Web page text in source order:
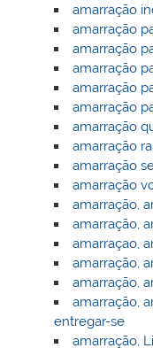
amarração
amarração
amarração
amarração
amarração
amarração
amarração
amarração
amarração
amarração
amarração,
amarração,
amarraçao,
amarração,
amarração,
amarração,
entregar-se
amarração,